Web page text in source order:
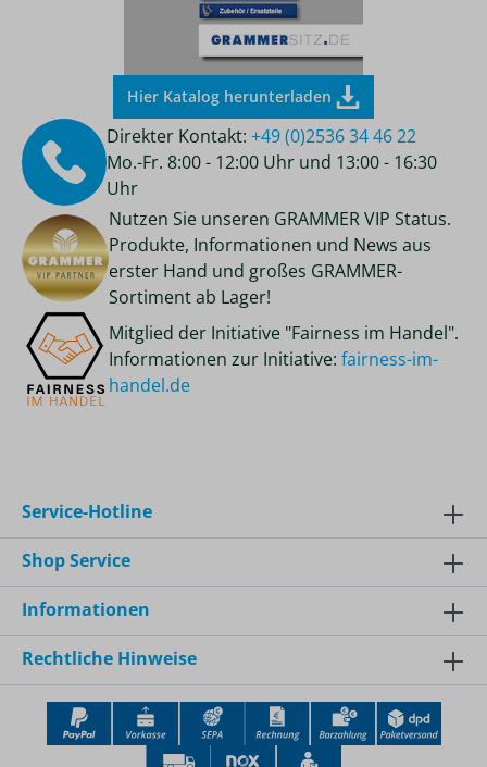
Hier Katalog herunterladen
Direkter Kontakt:+49 (0)2536 34 46 22
Mo.-Fr. 8:00 - 12:00 Uhr und 13:00 - 16:30
Uhr
Nutzen Sie unseren GRAMMER VIP Status.
Produkte, Informationen und News aus
erster Hand und großes GRAMMER-
Sortiment ab Lager!
Mitglied der Initiative "Fairness im Handel".
Informationen zur Initiative: fairness-im-
handel.de
Service-Hotline
Shop Service
Informationen
Rechtliche Hinweise